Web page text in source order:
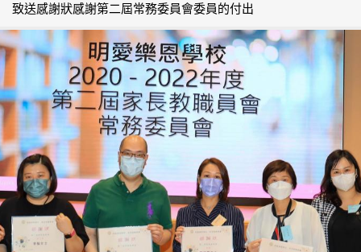
致送感謝狀感謝第二屆常務委員會委員的付出